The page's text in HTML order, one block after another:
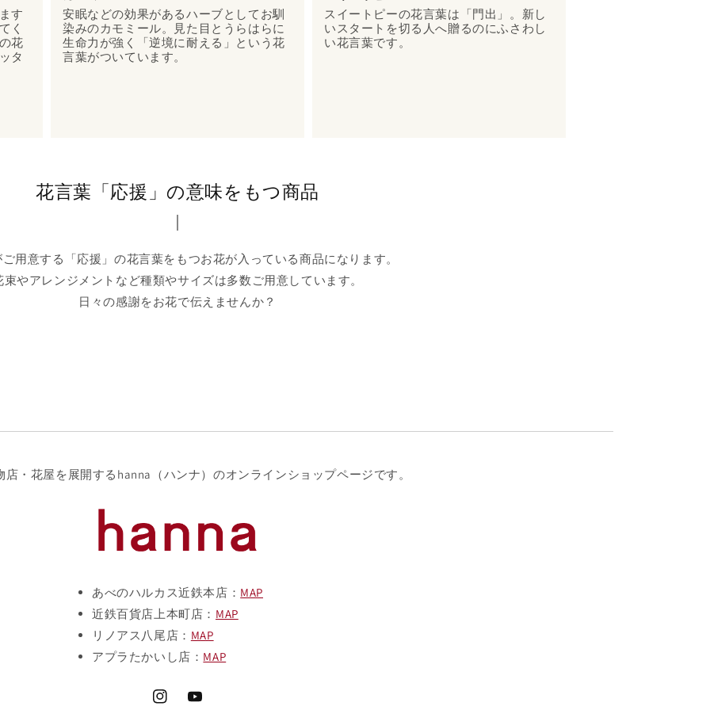
す
く
花
タ
安眠などの効果があるハーブとしてお馴
染みのカモミール。見た目とうらはらに
生命力が強く「逆境に耐える」という花
言葉がついています。
スイートピーの花言葉は「門出」。新し
いスタートを切る人へ贈るのにふさわし
い花言葉です。
花言葉「応援」の意味をもつ商品
用意する「応援」の花言葉をもつお花が入っている商品になります。
束やアレンジメントなど種類やサイズは多数ご用意しています。
日々の感謝をお花で伝えませんか？
店・花屋を展開するhanna（ハンナ）のオンラインショップページです。
あべのハルカス近鉄本店： MAP
近鉄百貨店上本町店： MAP
リノアス八尾店： MAP
アプラたかいし店： MAP
InstagramYouTube